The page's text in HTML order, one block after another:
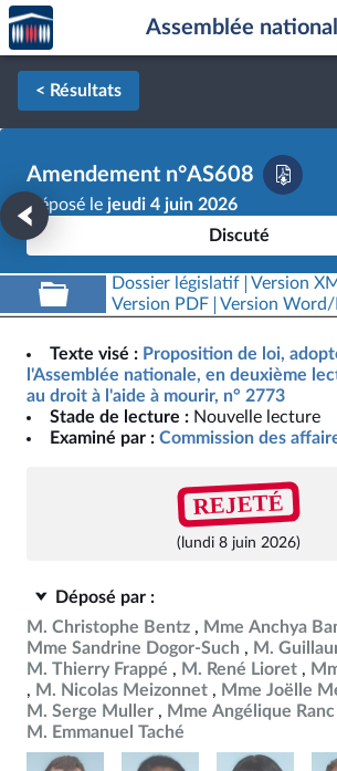
Aller au contenu
Aller en bas de la page
Accèder
à la
page
d'accueil
Assemblée
< Résultats
Amendement n°AS608
Déposé le jeudi 4 juin 2026
Discuté
Dossier législatif Version
Version PDF
Version
Texte visé : Proposition de loi,
l'Assemblée nationale, en deuxième
au droit à l'aide à mourir, n° 2773
Stade de lecture : Nouvelle lecture
Examiné par : Commission des
REJETÉ
(lundi 8 juin 2026)
Déposé par :
M. Christophe Bentz
Mme Anchya
Mme Sandrine Dogor-Such
M.
M. Thierry Frappé
M. René Lioret
M. Nicolas Meizonnet
Mme Joëlle
M. Serge Muller
Mme Angélique Ranc
M. Emmanuel Taché